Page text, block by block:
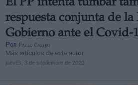
El PP intenta tumbar
respuesta conjunta de la
Gobierno ante el Covid-
Por Pablo Castro
Más artículos de este autor
jueves, 3 de septiembre de 2020